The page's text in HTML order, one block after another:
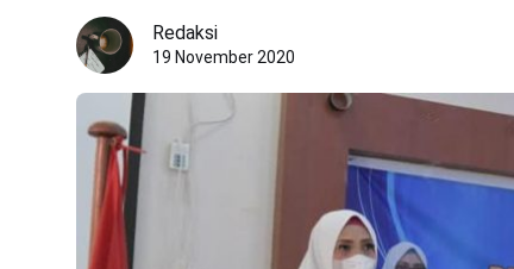
Redaksi
19 November 2020